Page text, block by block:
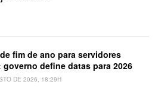
fim de ano para servidores
define datas para 2026
DE 2026, 18:29H